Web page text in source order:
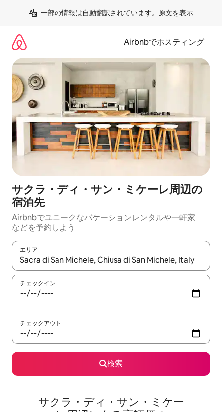
一部の情報は自動翻訳されています。 原文を表示
Airbnbでホスティング
サクラ・ディ・サン・ミケーレ⁠周⁠辺⁠の
宿⁠泊⁠先
Airbnbでユニークなバ⁠ケ⁠ー⁠シ⁠ョ⁠ンレ⁠ン⁠タ⁠ルや一⁠軒⁠家
な⁠ど⁠を予⁠約⁠し⁠よ⁠う
エリア
検索結果が表示されたら、上下の矢印キーを使って移動するか
チェックイン
チェックアウト
検索
サクラ・ディ・サン・ミケー